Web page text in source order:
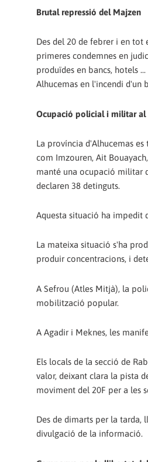
Brutal repressió del Majzen
Des del 20 de febrer i en tot
primeres condemnes en
produïdes en bancs, hotels
Alhucemas en l'incendi d'un
Ocupació policial i militar al
La província d'Alhucemas
com Imzouren, Ait
manté una ocupació militar
declaren 38 detinguts.
Aquesta situació ha impedit
La mateixa situació s'ha
produir concentracions, i
A Sefrou (Atles Mitjà), la
mobilització popular.
A Agadir i Meknes, les
Els locals de la secció de
valor, deixant clara la pista
moviment del 20F per a les
Des de dimarts per la tarda,
divulgació de la informació.